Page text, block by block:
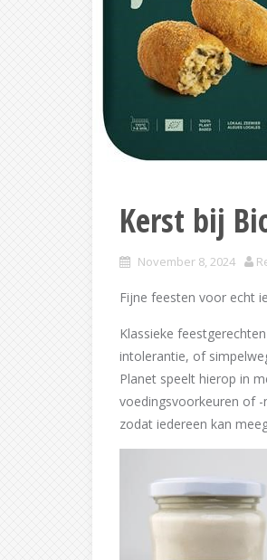
Kerst bij
November 8, 2024
Fijne feesten voor echt
Klassieke
intolerantie, of
Planet speelt hierop in
voedingsvoorkeuren of
zodat iedereen kan